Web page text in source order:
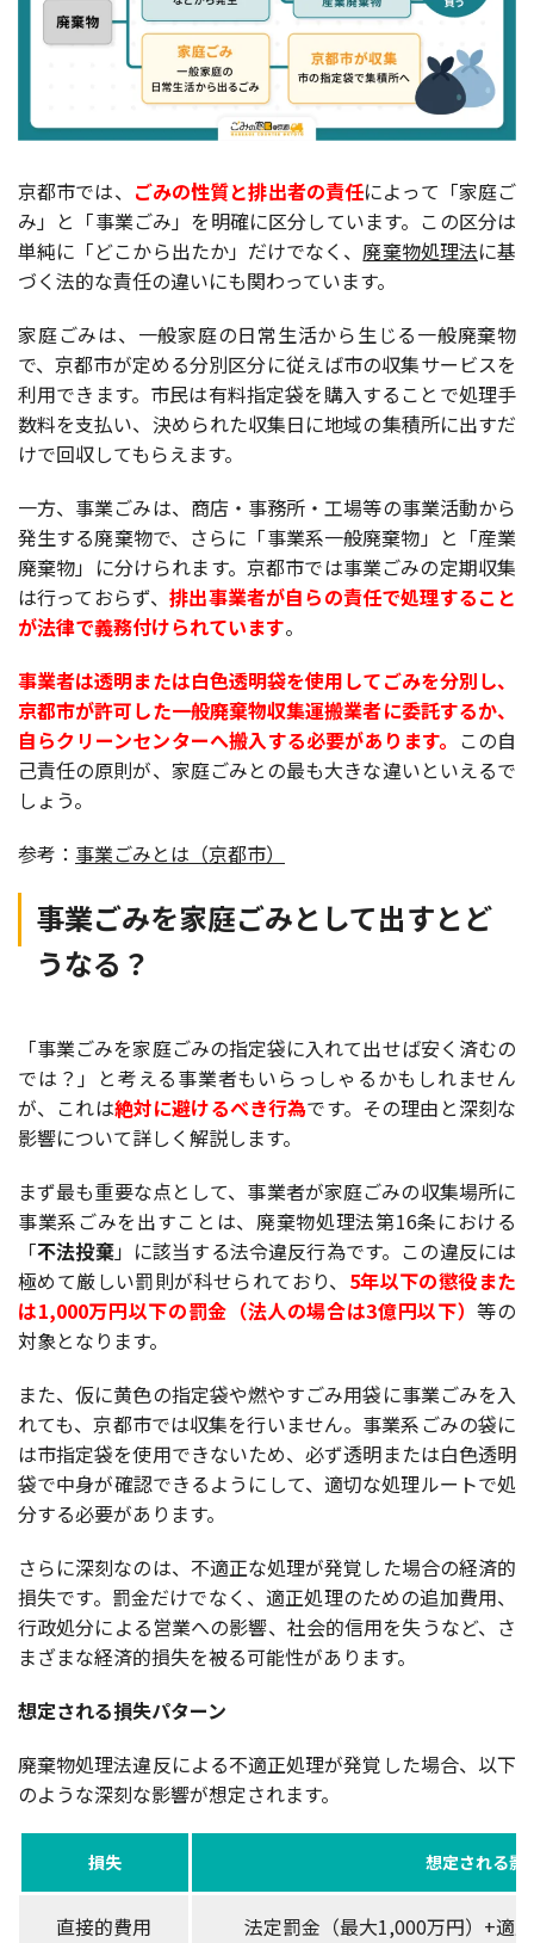
京都市では、 ごみの性質と排出者の責任によって「家庭ご
み」と「事業ごみ」を明確に区分しています。この区分は
単純に「どこから出たか」だけでなく、 廃棄物処理法に基
づく法的な責任の違いにも関わっています。
家庭ごみは、一般家庭の日常生活から生じる一般廃棄物
で、京都市が定める分別区分に従えば市の収集サービスを
利用できます。市民は有料指定袋を購入することで処理手
数料を支払い、決められた収集日に地域の集積所に出すだ
けで回収してもらえます。
一方、事業ごみは、商店・事務所・工場等の事業活動から
発生する廃棄物で、さらに「事業系一般廃棄物」と「産業
廃棄物」に分けられます。京都市では事業ごみの定期収集
は行っておらず、排出事業者が自らの責任で処理すること
が法律で義務付けられています。
事業者は透明または白色透明袋を使用してごみを分別し、
京都市が許可した一般廃棄物収集運搬業者に委託するか、
自らクリーンセンターへ搬入する必要があります。 この自
己責任の原則が、家庭ごみとの最も大きな違いといえるで
しょう。
参考： 事業ごみとは（京都市）
事業ごみを家庭ごみとして出すとど
うなる？
「事業ごみを家庭ごみの指定袋に入れて出せば安く済むの
では？」と考える事業者もいらっしゃるかもしれません
が、これは絶対に避けるべき行為です。その理由と深刻な
影響について詳しく解説します。
まず最も重要な点として、事業者が家庭ごみの収集場所に
事業系ごみを出すことは、廃棄物処理法第16条における
「不法投棄」に該当する法令違反行為です。この違反には
極めて厳しい罰則が科せられており、 5年以下の懲役また
は1,000万円以下の罰金（法人の場合は3億円以下）等の
対象となります。
また、仮に黄色の指定袋や燃やすごみ用袋に事業ごみを入
れても、京都市では収集を行いません。事業系ごみの袋に
は市指定袋を使用できないため、必ず透明または白色透明
袋で中身が確認できるようにして、適切な処理ルートで処
分する必要があります。
さらに深刻なのは、不適正な処理が発覚した場合の経済的
損失です。罰金だけでなく、適正処理のための追加費用、
行政処分による営業への影響、社会的信用を失うなど、さ
まざまな経済的損失を被る可能性があります。
想定される損失パターン
廃棄物処理法違反による不適正処理が発覚した場合、以下
のような深刻な影響が想定されます。
損失 想定される影
直接的費用 法定罰金（最大1,000万円）+適